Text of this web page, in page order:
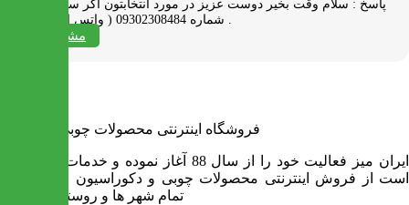
پاسخ : سلام وقت بخیر دوست عزیز در مورد انتخابتون اگر سوالی دارید به
شماره 09302308484 ( واتس اپ ) پیام بدید .
مشاهده همه
فروشگاه اینترنتی محصولات چوبی ایران میز
ایران میز فعالیت خود را از سال 88 آغاز نموده و خدمات آن عبارت
است از فروش اینترنتی محصولات چوبی و دکوراسیون و ارسال به
تمام شهر ها و روستاهای کشور